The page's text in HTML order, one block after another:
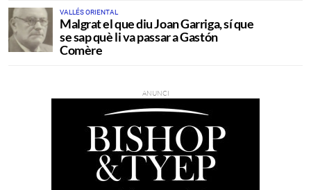
VALLÉS ORIENTAL
Malgrat el que diu Joan Garriga, sí que
se sap què li va passar a Gastón
Comère